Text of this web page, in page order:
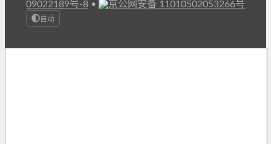
09022189号-8 • 京公网安备 11010502053266号
自动